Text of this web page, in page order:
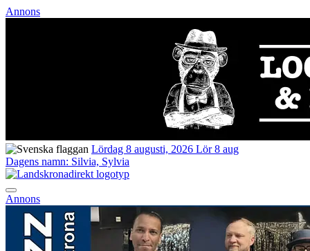
Annons
Lördag 8 augusti, 2026 Lör 8 aug
Dagens namn: Silvia, Sylvia
Annons